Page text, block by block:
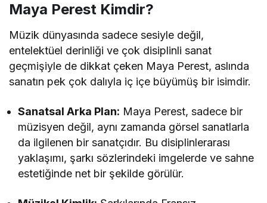
Maya Perest Kimdir?
Müzik dünyasında sadece sesiyle değil,
entelektüel derinliği ve çok disiplinli sanat
geçmişiyle de dikkat çeken Maya Perest, aslında
sanatın pek çok dalıyla iç içe büyümüş bir isimdir.
Sanatsal Arka Plan: Maya Perest, sadece bir
müzisyen değil, aynı zamanda görsel sanatlarla
da ilgilenen bir sanatçıdır. Bu disiplinlerarası
yaklaşımı, şarkı sözlerindeki imgelerde ve sahne
estetiğinde net bir şekilde görülür.